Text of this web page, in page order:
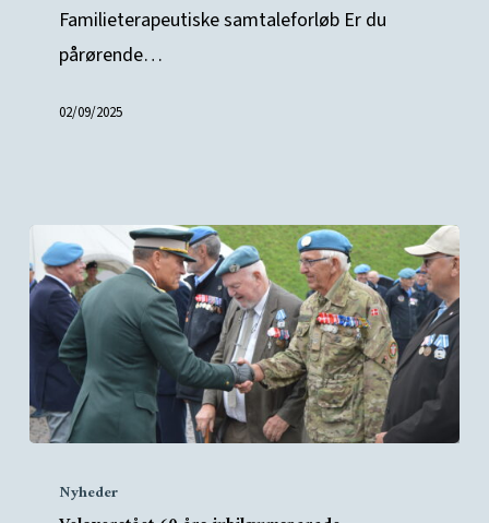
veteranfamilier
Familieterapeutiske samtaleforløb Er du
pårørende…
02/09/2025
Nyheder